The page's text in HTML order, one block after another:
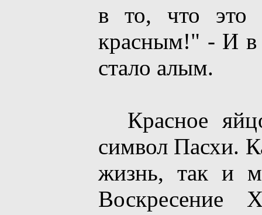
в то, что это
красным!" - И в
стало алым.
Красное
символ Пасхи.
жизнь, так и
Воскресение